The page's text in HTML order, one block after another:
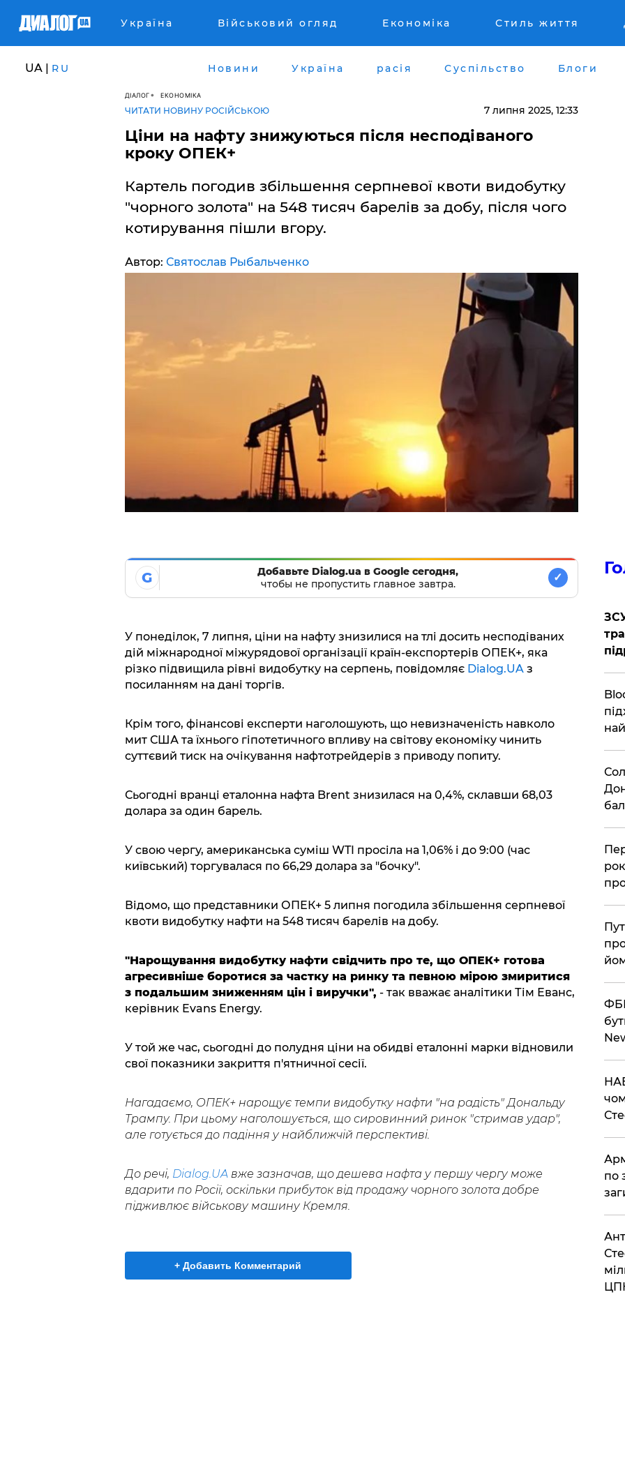
Україна Військовий огляд Економіка Стиль життя
UA | RU Новини Україна расія Суспільство Блоги
ДІАЛОГ ЕКОНОМІКА
ЧИТАТИ НОВИНУ РОСІЙСЬКОЮ 7 липня 2025, 12:33
Ціни на нафту знижуються після несподіваного
кроку ОПЕК+
Картель погодив збільшення серпневої квоти видобутку
"чорного золота" на 548 тисяч барелів за добу, після чого
котирування пішли вгору.
Автор: Святослав Рыбальченко
G
Добавьте Dialog.ua в Google сегодня,
чтобы не пропустить главное завтра.
✓
У понеділок, 7 липня, ціни на нафту знизилися на тлі досить несподіваних
дій міжнародної міжурядової організації країн-експортерів ОПЕК+, яка
різко підвищила рівні видобутку на серпень, повідомляєDialog.UAз
посиланням на дані торгів.
Крім того, фінансові експерти наголошують, що невизначеність навколо
мит США та їхнього гіпотетичного впливу на світову економіку чинить
суттєвий тиск на очікування нафтотрейдерів з приводу попиту.
Сьогодні вранці еталонна нафта Brent знизилася на 0,4%, склавши 68,03
долара за один барель.
У свою чергу, американська суміш WTI просіла на 1,06% і до 9:00 (час
київський) торгувалася по 66,29 долара за "бочку".
Відомо, що представники ОПЕК+ 5 липня погодила збільшення серпневої
квоти видобутку нафти на 548 тисяч барелів на добу.
"Нарощування видобутку нафти свідчить про те, що ОПЕК+ готова
агресивніше боротися за частку на ринку та певною мірою змиритися
з подальшим зниженням цін і виручки", - так вважає аналітики Тім Еванс,
керівник Evans Energy.
У той же час, сьогодні до полудня ціни на обидві еталонні марки відновили
свої показники закриття п'ятничної сесії.
Нагадаємо, ОПЕК+ нарощує темпи видобутку нафти "на радість" Дональду
Трампу. При цьому наголошується, що сировинний ринок "стримав удар",
але готується до падіння у найближчій перспективі.
До речі, Dialog.UA вже зазначав, що дешева нафта у першу чергу може
вдарити по Росії, оскільки прибуток від продажу чорного золота добре
підживлює військову машину Кремля.
+ Добавить Комментарий
по